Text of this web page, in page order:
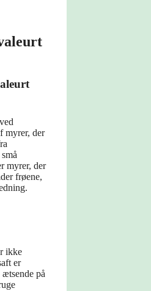
myrer, der
myrer, der
frøene,
ikke
er
på